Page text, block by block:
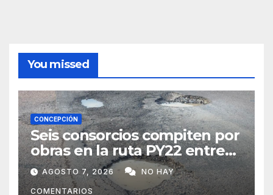
You missed
CONCEPCIÓN
Seis consorcios compiten por
obras en la ruta PY22 entre
Concepción y Vallemí
AGOSTO 7, 2026 NO HAY
COMENTARIOS